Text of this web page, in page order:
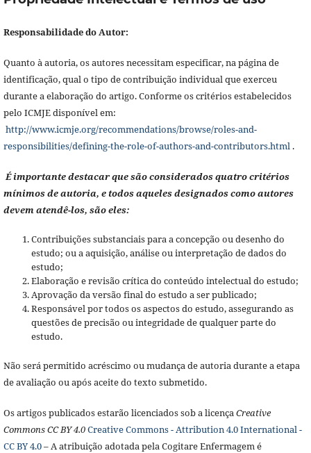
Responsabilidade do Autor:
Quanto à autoria, os autores necessitam especificar, na página de
identificação, qual o tipo de contribuição individual que exerceu
durante a elaboração do artigo. Conforme os critérios estabelecidos
pelo ICMJE disponível em:
http://www.icmje.org/recommendations/browse/roles-and-
responsibilities/defining-the-role-of-authors-and-contributors.html.
É importante destacar que são considerados quatro critérios
mínimos de autoria, e todos aqueles designados como autores
devem atendê-los, são eles:
Contribuições substanciais para a concepção ou desenho do
estudo; ou a aquisição, análise ou interpretação de dados do
estudo;
Elaboração e revisão crítica do conteúdo intelectual do estudo;
Aprovação da versão final do estudo a ser publicado;
Responsável por todos os aspectos do estudo, assegurando as
questões de precisão ou integridade de qualquer parte do
estudo.
Não será permitido acréscimo ou mudança de autoria durante a etapa
de avaliação ou após aceite do texto submetido.
Os artigos publicados estarão licenciados sob a licençaCreative
Commons CC BY 4.0Creative Commons - Attribution 4.0 International -
CC BY 4.0– A atribuição adotada pela Cogitare Enfermagem é